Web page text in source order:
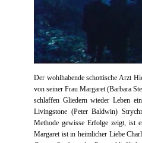
Der wohlhabende schottische Arzt
von seiner Frau Margaret (Barbara
schlaffen Gliedern wieder Leben
Livingstone (Peter Baldwin)
Methode gewisse Erfolge zeigt, ist
Margaret ist in heimlicher Liebe